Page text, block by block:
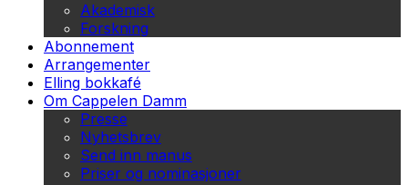
Akademisk
Forskning
Abonnement
Arrangementer
Elling bokkafé
Om Cappelen Damm
Presse
Nyhetsbrev
Send inn manus
Priser og nominasjoner